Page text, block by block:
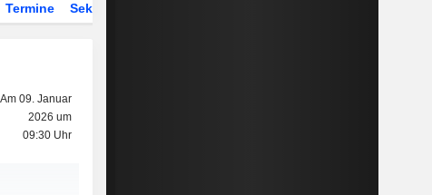
Termine Sektor
Am 09. Januar
2026 um
09:30 Uhr